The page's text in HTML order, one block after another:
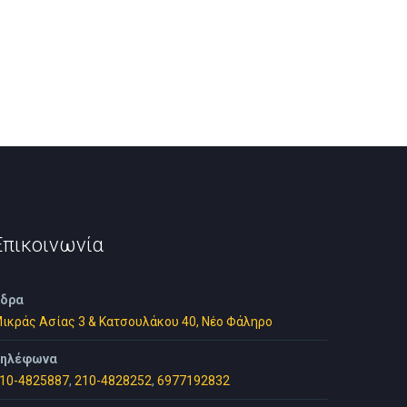
Ασίας 3 & Κατσουλάκου 40, Νέο Φάληρο
4825887, 210-4828252, 6977192832